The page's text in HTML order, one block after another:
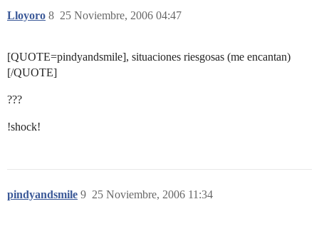
Lloyoro 25 Noviembre, 2006 04:47
8
[QUOTE=pindyandsmile], situaciones riesgosas (me encantan)
[/QUOTE]
???
!shock!
pindyandsmile 25 Noviembre, 2006 11:34
9